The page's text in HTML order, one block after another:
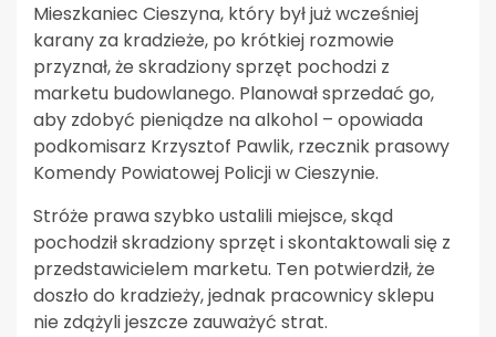
Mieszkaniec Cieszyna, który był już wcześniej
karany za kradzieże, po krótkiej rozmowie
przyznał, że skradziony sprzęt pochodzi z
marketu budowlanego. Planował sprzedać go,
aby zdobyć pieniądze na alkohol – opowiada
podkomisarz Krzysztof Pawlik, rzecznik prasowy
Komendy Powiatowej Policji w Cieszynie.
Stróże prawa szybko ustalili miejsce, skąd
pochodził skradziony sprzęt i skontaktowali się z
przedstawicielem marketu. Ten potwierdził, że
doszło do kradzieży, jednak pracownicy sklepu
nie zdążyli jeszcze zauważyć strat.